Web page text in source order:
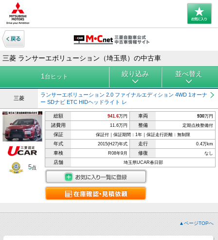
三菱 ランサーエボリューション（埼玉県）の中古車
1 台ヒット 絞り込み 並べ替え
三菱
ランサーエボリューション 2.0 ファイナルエディション 4WD 1オーナ
ー SDナビ ETC HIDヘッドライト レ
5点
総額 941.6万円 車両 930万円
諸費用 11.6万円 整備 定期点検整備付
保証 保証付｜保証期間：1年｜保証走行距離：無制限
年式 2015(H27)年式 走行 0.4万km
車検 R08年9月 修復 なし
店舗 埼玉県UCAR春日部
▲ページTOPへ